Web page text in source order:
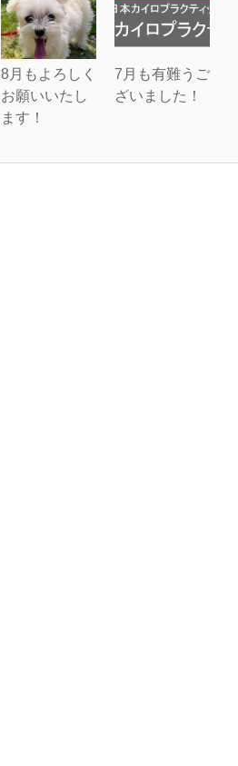
8月もよろしく
お願いいたし
ます！
7月も有難うご
ざいました！